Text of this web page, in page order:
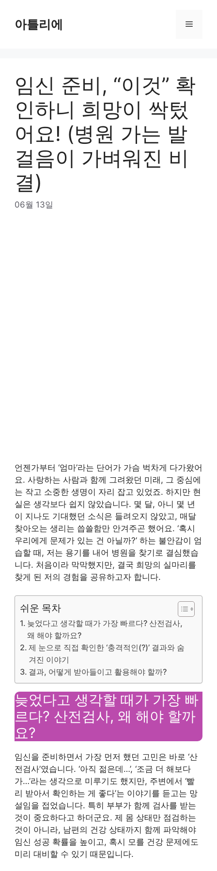
content아틀리에 Menu
임신 준비, “이것” 확
인하니 희망이 싹텄
어요! (병원 가는 발
걸음이 가벼워진 비
결)
06월 13일
언젠가부터 ‘엄마’라는 단어가 가슴 벅차게 다가왔어
요. 사랑하는 사람과 함께 그려왔던 미래, 그 중심에
는 작고 소중한 생명이 자리 잡고 있었죠. 하지만 현
실은 생각보다 쉽지 않았습니다. 몇 달, 아니 몇 년
이 지나도 기대했던 소식은 들려오지 않았고, 매달
찾아오는 생리는 씁쓸함만 안겨주곤 했어요. ‘혹시
우리에게 문제가 있는 건 아닐까?’ 하는 불안감이 엄
습할 때, 저는 용기를 내어 병원을 찾기로 결심했습
니다. 처음이라 막막했지만, 결국 희망의 실마리를
찾게 된 저의 경험을 공유하고자 합니다.
쉬운 목차
늦었다고 생각할 때가 가장 빠르다? 산전검사,
왜 해야 할까요?
제 눈으로 직접 확인한 ‘충격적인(?)’ 결과와 숨
겨진 이야기
결과, 어떻게 받아들이고 활용해야 할까?
늦었다고 생각할 때가 가장 빠
르다? 산전검사, 왜 해야 할까
요?
임신을 준비하면서 가장 먼저 했던 고민은 바로 ‘산
전검사’였습니다. ‘아직 젊은데…’, ‘조금 더 해보다
가…’라는 생각으로 미루기도 했지만, 주변에서 ‘빨
리 받아서 확인하는 게 좋다’는 이야기를 듣고는 망
설임을 접었습니다. 특히 부부가 함께 검사를 받는
것이 중요하다고 하더군요. 제 몸 상태만 점검하는
것이 아니라, 남편의 건강 상태까지 함께 파악해야
임신 성공 확률을 높이고, 혹시 모를 건강 문제에도
미리 대비할 수 있기 때문입니다.